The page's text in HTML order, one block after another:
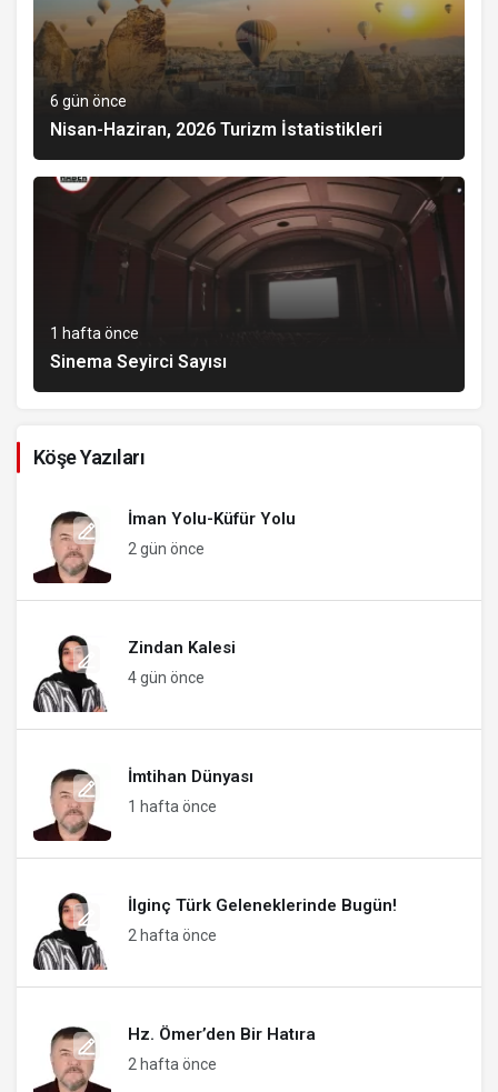
6 gün önce
Nisan-Haziran, 2026 Turizm İstatistikleri
1 hafta önce
Sinema Seyirci Sayısı
Köşe Yazıları
İman Yolu-Küfür Yolu
2 gün önce
Zindan Kalesi
4 gün önce
İmtihan Dünyası
1 hafta önce
İlginç Türk Geleneklerinde Bugün!
2 hafta önce
Hz. Ömer’den Bir Hatıra
2 hafta önce